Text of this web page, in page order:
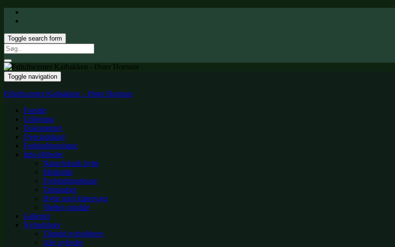
Toggle search form
Search
for:
Toggle navigation
Friluftscenter Katbakken – Øster Hornum
Forside
Udlejning
Dokumenter
Oversigtskort
Forhindringsbane
Info-Billeder
Natur/teknik hytte
Multtoilet
Forhindringsbane
Teltpladser
Hytte med klatrevæg
Shelter-område
Gallerier
Nyhedsbrev
Tilmeld nyhedsbrev
Alle nyheder